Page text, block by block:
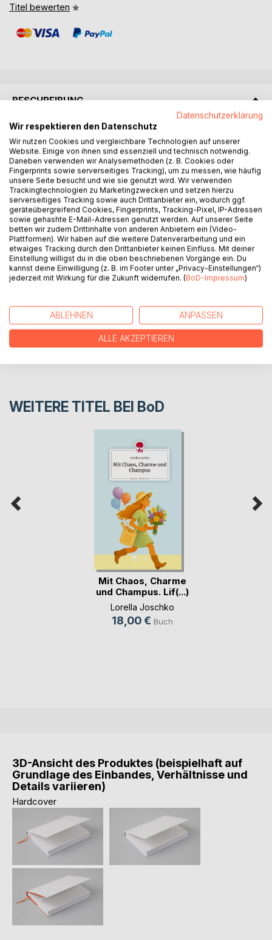
Titel bewerten
BESCHREIBUNG
Das Leben läuft nicht immer so, wie man es sich wünscht.
Manchmal braucht es einen Anstoß, um etwas zu ändern:
ein abgebrochenes Studium, der Bruch mit der Familie oder
das Aus einer Beziehung - und manchmal genügt ein
einziges Lied, um den Sprung zu wagen. So ergeht es auch
Elisa, die nun, kaum zwei Wochen nachdem sie das Lied im
Radio gehört hat, am Flughafen sitzt und wartet, wartet auf
den Flug nach Bologna.
AUTOR/IN
REZENSIONEN
WEITERE TITEL BEI BoD
Mit Chaos, Charme
und Champus. Lif(...)
Lorella Joschko
18,00 € Buch
3D-Ansicht des Produktes (beispielhaft auf
Grundlage des Einbandes, Verhältnisse und
Details variieren)
Hardcover
Datenschutzerklärung
Wir respektieren den Datenschutz
Wir nutzen Cookies und vergleichbare Technologien auf unserer
Website. Einige von ihnen sind essenziell und technisch notwendig.
Daneben verwenden wir Analysemethoden (z. B. Cookies oder
Fingerprints sowie serverseitiges Tracking), um zu messen, wie häufig
unsere Seite besucht und wie sie genutzt wird. Wir verwenden
Trackingtechnologien zu Marketingzwecken und setzen hierzu
serverseitiges Tracking sowie auch Drittanbieter ein, wodurch ggf.
geräteübergreifend Cookies, Fingerprints, Tracking-Pixel, IP-Adressen
sowie gehashte E-Mail-Adressen genutzt werden. Auf unserer Seite
betten wir zudem Drittinhalte von anderen Anbietern ein (Video-
Plattformen). Wir haben auf die weitere Datenverarbeitung und ein
etwaiges Tracking durch den Drittanbieter keinen Einfluss. Mit deiner
Einstellung willigst du in die oben beschriebenen Vorgänge ein. Du
kannst deine Einwilligung (z. B. im Footer unter „Privacy-Einstellungen“)
jederzeit mit Wirkung für die Zukunft widerrufen. (BoD-Impressum)
ABLEHNEN ANPASSEN
ALLE AKZEPTIEREN